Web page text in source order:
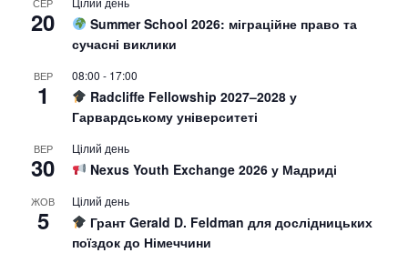
20
Summer School 2026: міграційне право та
сучасні виклики
ВЕР
1
08:00 - 17:00
Radcliffe Fellowship 2027–2028 у
Гарвардському університеті
ВЕР
30
Цілий день
Nexus Youth Exchange 2026 у Мадриді
ЖОВ
5
Цілий день
Грант Gerald D. Feldman для дослідницьких
поїздок до Німеччини